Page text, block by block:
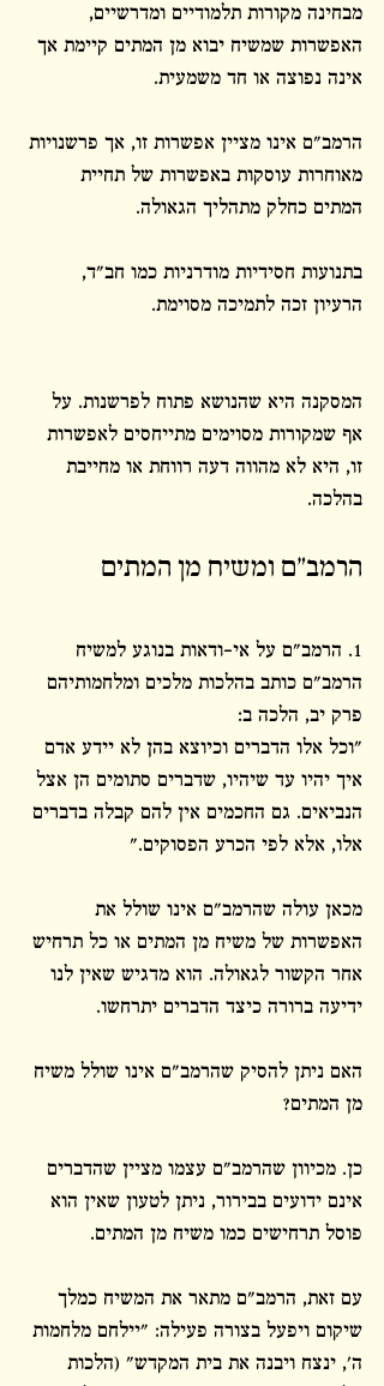
מבחינה מקורות תלמודיים ומדרשיים,
האפשרות שמשיח יבוא מן המתים קיימת אך
אינה נפוצה או חד משמעית.
הרמב"ם אינו מציין אפשרות זו, אך פרשנויות
מאוחרות עוסקות באפשרות של תחיית
המתים כחלק מתהליך הגאולה.
בתנועות חסידיות מודרניות כמו חב"ד,
הרעיון זכה לתמיכה מסוימת.
המסקנה היא שהנושא פתוח לפרשנות. על
אף שמקורות מסוימים מתייחסים לאפשרות
זו, היא לא מהווה דעה רווחת או מחייבת
בהלכה.
הרמב"ם ומשיח מן המתים
1. הרמב"ם על אי-ודאות בנוגע למשיח
הרמב"ם כותב בהלכות מלכים ומלחמותיהם
פרק יב, הלכה ב:
"וכל אלו הדברים וכיוצא בהן לא יידע אדם
איך יהיו עד שיהיו, שדברים סתומים הן אצל
הנביאים. גם החכמים אין להם קבלה בדברים
אלו, אלא לפי הכרע הפסוקים."
מכאן עולה שהרמב"ם אינו שולל את
האפשרות של משיח מן המתים או כל תרחיש
אחר הקשור לגאולה. הוא מדגיש שאין לנו
ידיעה ברורה כיצד הדברים יתרחשו.
האם ניתן להסיק שהרמב"ם אינו שולל משיח
מן המתים?
כן. מכיוון שהרמב"ם עצמו מציין שהדברים
אינם ידועים בבירור, ניתן לטעון שאין הוא
פוסל תרחישים כמו משיח מן המתים.
עם זאת, הרמב"ם מתאר את המשיח כמלך
שיקום ויפעל בצורה פעילה: "יילחם מלחמות
ה', ינצח ויבנה את בית המקדש" (הלכות